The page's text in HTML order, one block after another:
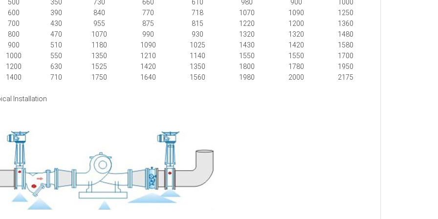
500 350 730 660 610 980 900
1000
600
390 840 770 718 1070 1090
1250
700
430 955 875 815 1220 1200
1360
800
470 1070 990 930 1320 1320
1480
900
510 1180 1090 1025 1430 1420
1580
1000
550 1350 1210 1140 1550 1550
1700
1200
630 1525 1420 1350 1800 1780
1950
1400
710 1750 1640 1560 1980 2000 2175
Installation